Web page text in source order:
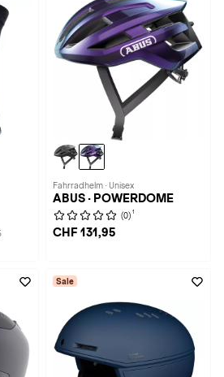
Fahrradhelm · Unisex
ABUS · POWERDOME
(0) 1
CHF 131,95
Sale